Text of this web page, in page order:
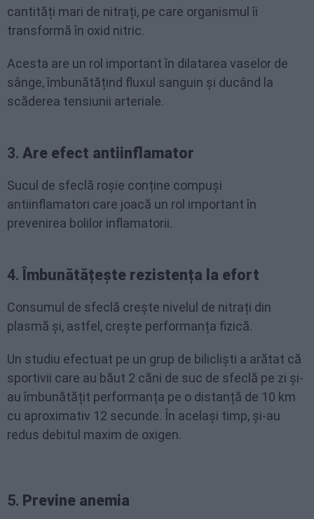
cantități mari de nitrați, pe care organismul îi
transformă în oxid nitric.
Acesta are un rol important în dilatarea vaselor de
sânge, îmbunătățind fluxul sanguin și ducând la
scăderea tensiunii arteriale.
3. Are efect antiinflamator
Sucul de sfeclă roșie conține compuși
antiinflamatori care joacă un rol important în
prevenirea bolilor inflamatorii.
4. Îmbunătățește rezistența la efort
Consumul de sfeclă crește nivelul de nitrați din
plasmă și, astfel, crește performanța fizică.
Un studiu efectuat pe un grup de bilicliști a arătat că
sportivii care au băut 2 căni de suc de sfeclă pe zi și-
au îmbunătățit performanța pe o distanță de 10 km
cu aproximativ 12 secunde. În același timp, și-au
redus debitul maxim de oxigen.
5. Previne anemia